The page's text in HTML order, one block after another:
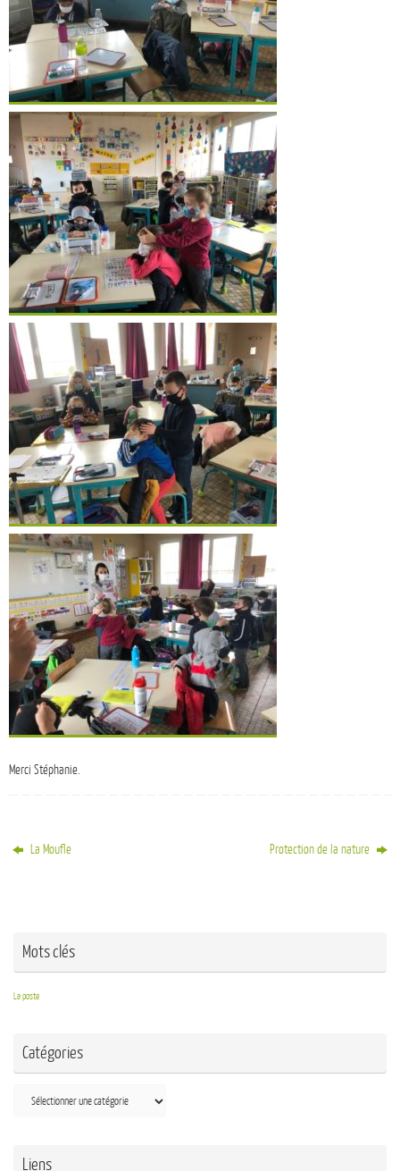
Merci Stéphanie.
La Moufle Protection de la nature
Mots clés
La poste
Catégories
Liens